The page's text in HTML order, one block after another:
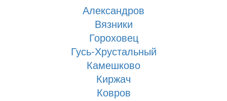
Александров
Вязники
Гороховец
Гусь-Хрустальный
Камешково
Киржач
Ковров